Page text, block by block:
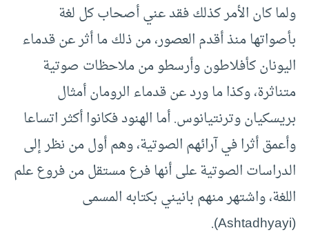
ولما كان الأمر كذلك فقد عني أصحاب كل لغة
بأصواتها منذ أقدم العصور، من ذلك ما أثر عن قدماء
اليونان كأفلاطون وأرسطو من ملاحظات صوتية
متناثرة، وكذا ما ورد عن قدماء الرومان أمثال
بريسكيان وترنتيانوس. أما الهنود فكانوا أكثر اتساعا
وأعمق أثرا في آرائهم الصوتية، وهم أول من نظر إلى
الدراسات الصوتية على أنها فرع مستقل من فروع علم
اللغة، واشتهر منهم بانيني بكتابه المسمى
(Ashtadhyayi).